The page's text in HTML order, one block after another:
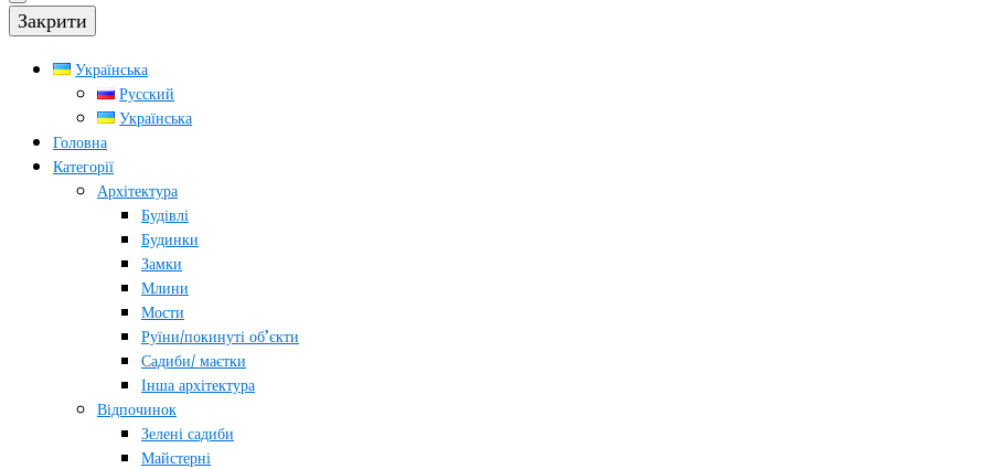
Закрити
Українська
Русский
Українська
Головна
Категорії
Архітектура
Будівлі
Будинки
Замки
Млини
Мости
Руїни/покинуті об’єкти
Садиби/ маєтки
Інша архітектура
Відпочинок
Зелені садиби
Майстерні